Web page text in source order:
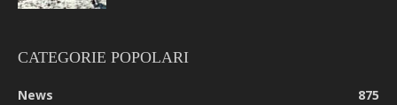
CATEGORIE POPOLARI
News
875